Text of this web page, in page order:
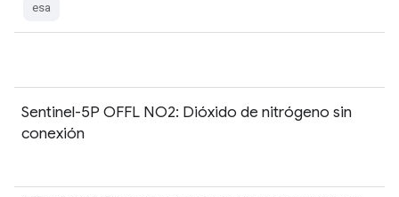
esa
Sentinel-5P OFFL NO2: Dióxido de nitrógeno sin
conexión